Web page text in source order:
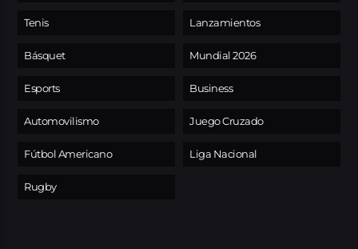
Tenis
Básquet
Esports
Automovilismo
Fútbol Americano
Rugby
Lanzamientos
Mundial 2026
Business
Juego Cruzado
Liga Nacional